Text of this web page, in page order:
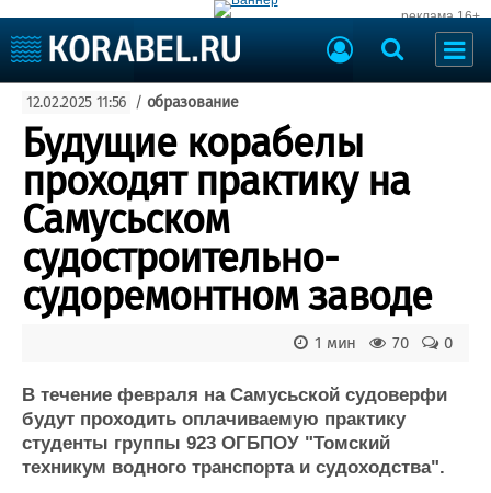
реклама 16+
Судоходство
Судоремонт
События
Пресс-релизы
Порты
Рыболовство
ВМФ
Образование
Яхты и катера
Еще
Судостроение
Компании
Репутация
Работа
Крюинг
Доска объявлений
Оборудование
Изделия
Услуги
12.02.2025 11:56 / образование
Будущие корабелы
проходят практику на
Самусьском
судостроительно-
судоремонтном заводе
0
70
1 мин
В течение февраля на Самусьской судоверфи
будут проходить оплачиваемую практику
студенты группы 923 ОГБПОУ "Томский
техникум водного транспорта и судоходства".